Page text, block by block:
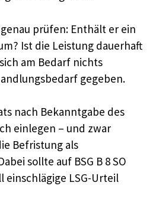
prüfen: Enthält er ein
Ist die Leistung dauerhaft
am Bedarf nichts
gegeben.
nach Bekanntgabe des
einlegen – und zwar
Befristung als
sollte auf BSG B 8 SO
einschlägige LSG-Urteil